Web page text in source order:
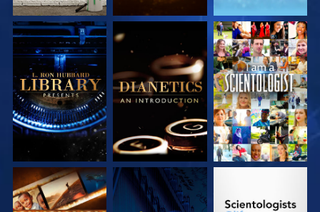
SERIE
ENTDECKEN
ENTDECKEN
ANSEHEN